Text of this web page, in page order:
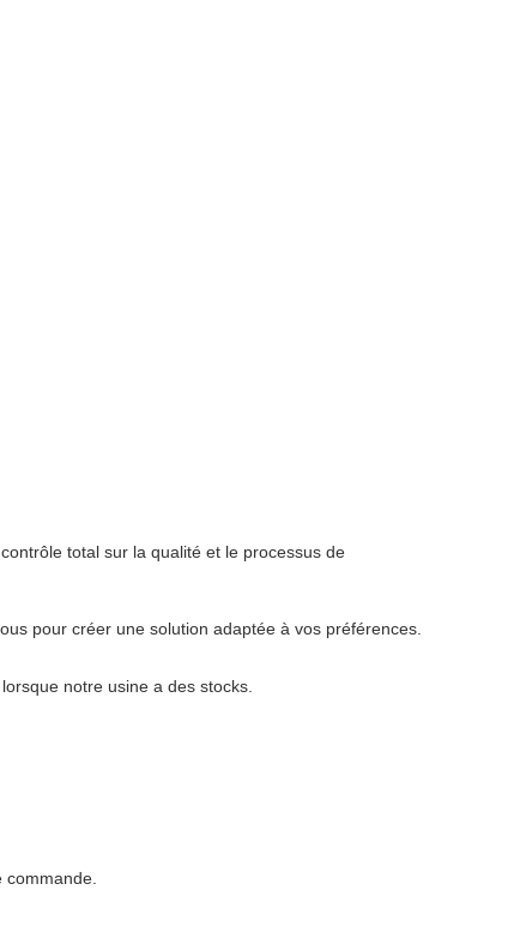
total sur la qualité et le processus de
pour créer une solution adaptée à vos préférences.
notre usine a des stocks.